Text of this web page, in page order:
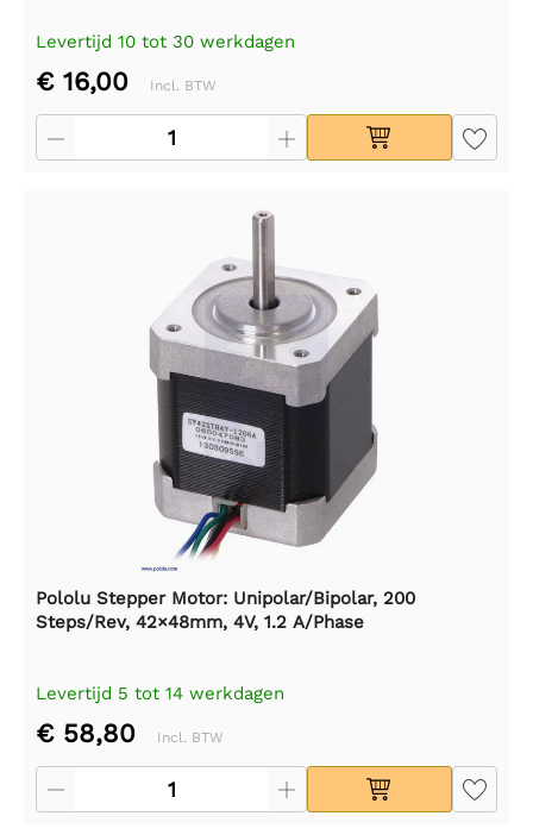
Levertijd 10 tot 30 werkdagen
€ 16,00 Incl. BTW
Pololu Stepper Motor: Unipolar/Bipolar, 200
Steps/Rev, 42×48mm, 4V, 1.2 A/Phase
Levertijd 5 tot 14 werkdagen
€ 58,80 Incl. BTW